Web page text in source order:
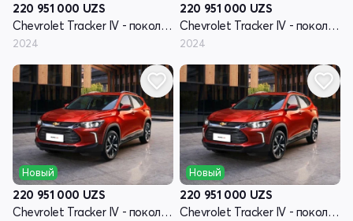
220 951 000 UZS
Chevrolet Tracker IV - поколение
2024
220 951 000 UZS
Chevrolet Tracker IV - поколение
2024
Новый
220 951 000 UZS
Chevrolet Tracker IV - поколение
Новый
220 951 000 UZS
Chevrolet Tracker IV - поколение